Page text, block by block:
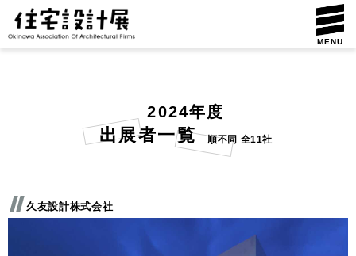
MENU
2024年度
出展者一覧 順不同 全11社
久友設計株式会社